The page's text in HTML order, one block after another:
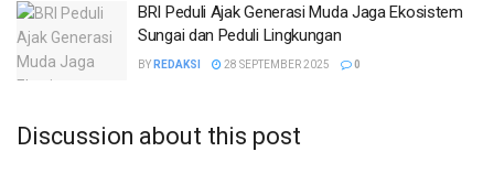
BRI Peduli Ajak Generasi Muda Jaga Ekosistem
Sungai dan Peduli Lingkungan
BY REDAKSI 28 SEPTEMBER 2025 0
Discussion about this post